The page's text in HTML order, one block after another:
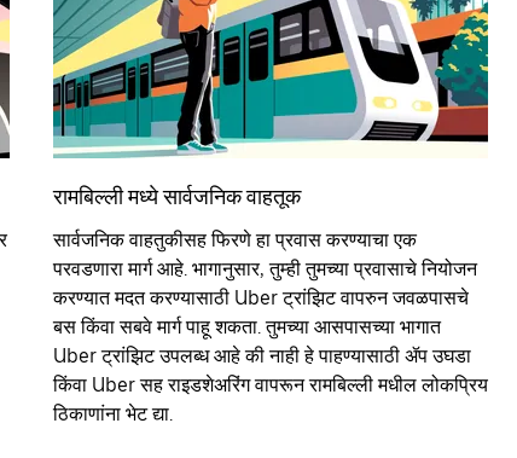
रामबिल्ली मध्ये सार्वजनिक वाहतूक
सार्वजनिक वाहतुकीसह फिरणे हा प्रवास करण्याचा एक
परवडणारा मार्ग आहे. भागानुसार, तुम्ही तुमच्या प्रवासाचे नियोजन
करण्यात मदत करण्यासाठी Uber ट्रांझिट वापरुन जवळपासचे
बस किंवा सबवे मार्ग पाहू शकता. तुमच्या आसपासच्या भागात
Uber ट्रांझिट उपलब्ध आहे की नाही हे पाहण्यासाठी ॲप उघडा
किंवा Uber सह राइडशेअरिंग वापरून रामबिल्ली मधील लोकप्रिय
ठिकाणांना भेट द्या.